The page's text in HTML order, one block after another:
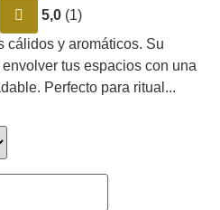
5,0 (1)
cálidos y aromáticos. Su
tus espacios con una
Perfecto para ritual...